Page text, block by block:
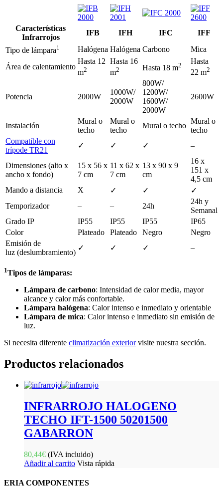
Características
Infrarrojos
IFB IFH IFC IFF
Tipo de lámpara1 Halógena Halógena Carbono Mica
Área de calentamiento
Hasta 12
m2
Hasta 16
m2 Hasta 18 m2
Hasta
22 m2
Potencia 2000W
1000W/
2000W
800W/
1200W/
1600W/
2000W
2600W
Instalación
Mural o
techo
Mural o
techo
Mural o techo
Mural o
techo
Compatible con
trípode TR21
✓ ✓ ✓ –
Dimensiones (alto x
ancho x fondo)
15 x 56 x
7 cm
11 x 62 x
7 cm
13 x 90 x 9
cm
16 x
151 x
4,5 cm
Mando a distancia
X ✓ ✓
✓
Temporizador
– – 24h
24h y
Semanal
Grado IP
IP55 IP55 IP55
IP65
Color
Plateado Plateado Negro
Negro
Emisión de
luz (deslumbramiento)
✓ ✓ ✓ –
1Tipos de lámparas:
Lámpara de carbono: Intensidad de calor media, mayor
alcance y calor más confortable.
Lámpara halógena: Calor intenso e inmediato y orientable
Lámpara de mica: Calor intenso e inmediato sin emisión de
luz.
Si necesita diferente climatización exteriorvisite nuestra sección.
Productos relacionados
INFRARROJO HALOGENO
TECHO IFT-1500 50201500
GABARRON
80,44€ (IVA incluido)
Añadir al carrito Vista rápida
ERIA COMPONENTES